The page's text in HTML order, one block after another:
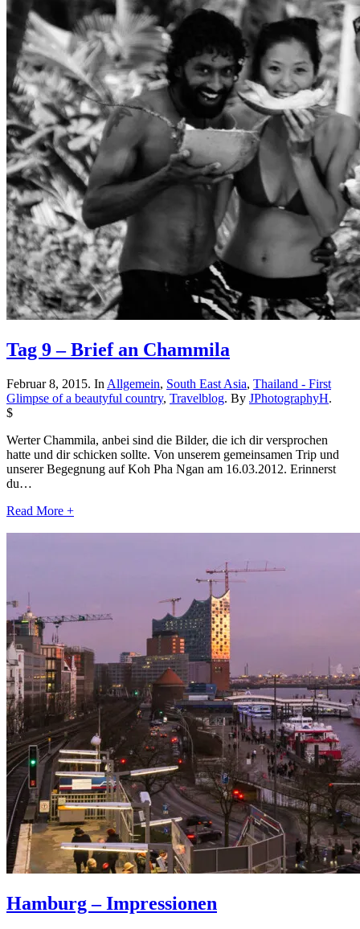
Tag 9 – Brief an Chammila
Februar 8, 2015. In Allgemein, South East Asia, Thailand - First
Glimpse of a beautyful country, Travelblog. By JPhotographyH.
$
Werter Chammila, anbei sind die Bilder, die ich dir versprochen
hatte und dir schicken sollte. Von unserem gemeinsamen Trip und
unserer Begegnung auf Koh Pha Ngan am 16.03.2012. Erinnerst
du…
Read More +
Hamburg – Impressionen